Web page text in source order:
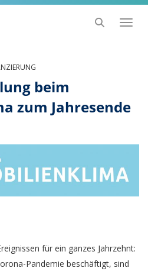
Toggle
beim
zum Jahresende
für ein ganzes Jahrzehnt:
Pandemie beschäftigt, sind